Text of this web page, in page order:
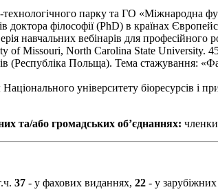
парку та ГО «Міжнародна
доктора філософії (PhD) в країнах
навчальних вебінарів для професійного
of Missouri, North Carolina State University.
Польща). Тема стажування:
університету біоресурсів
та/або громадських об’єднаннях:
37 - у фахових виданнях, 22 - у